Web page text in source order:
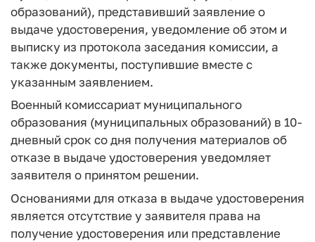
образований), представивший заявление о
выдаче удостоверения, уведомление об этом и
выписку из протокола заседания комиссии, а
также документы, поступившие вместе с
указанным заявлением.
Военный комиссариат муниципального
образования (муниципальных образований) в 10-
дневный срок со дня получения материалов об
отказе в выдаче удостоверения уведомляет
заявителя о принятом решении.
Основаниями для отказа в выдаче удостоверения
является отсутствие у заявителя права на
получение удостоверения или представление